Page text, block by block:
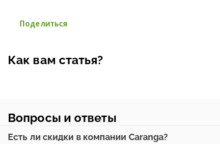
Поделиться
Как вам статья?
Вопросы и ответы
Есть ли скидки в компании Caranga?